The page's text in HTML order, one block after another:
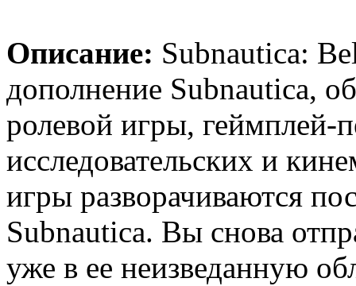
Описание: Subnautica:
дополнение Subnautica,
ролевой игры, геймплей-
исследовательских и
игры разворачиваются
Subnautica. Вы снова
уже в ее неизведанную